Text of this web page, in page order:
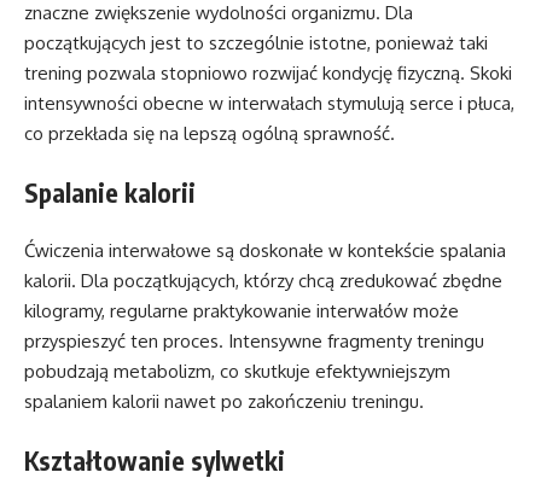
znaczne zwiększenie wydolności organizmu. Dla
początkujących jest to szczególnie istotne, ponieważ taki
trening pozwala stopniowo rozwijać kondycję fizyczną. Skoki
intensywności obecne w interwałach stymulują serce i płuca,
co przekłada się na lepszą ogólną sprawność.
Spalanie kalorii
Ćwiczenia interwałowe są doskonałe w kontekście spalania
kalorii. Dla początkujących, którzy chcą zredukować zbędne
kilogramy, regularne praktykowanie interwałów może
przyspieszyć ten proces. Intensywne fragmenty treningu
pobudzają metabolizm, co skutkuje efektywniejszym
spalaniem kalorii nawet po zakończeniu treningu.
Kształtowanie sylwetki